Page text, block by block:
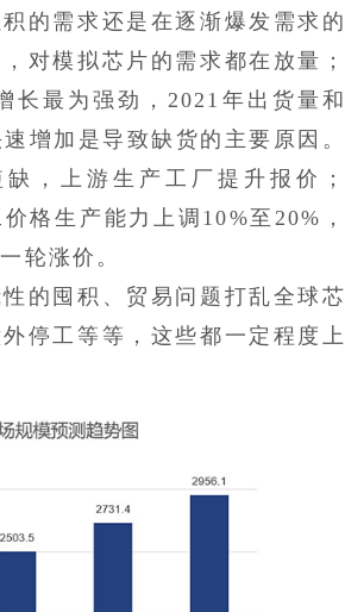
的需求还是在逐渐爆发需求的
对模拟芯片的需求都在放量；
长最为强劲，2021年出货量和
增加是导致缺货的主要原因。
，上游生产工厂提升报价；
格生产能力上调10%至20%，
轮涨价。
的囤积、贸易问题打乱全球芯
停工等等，这些都一定程度上